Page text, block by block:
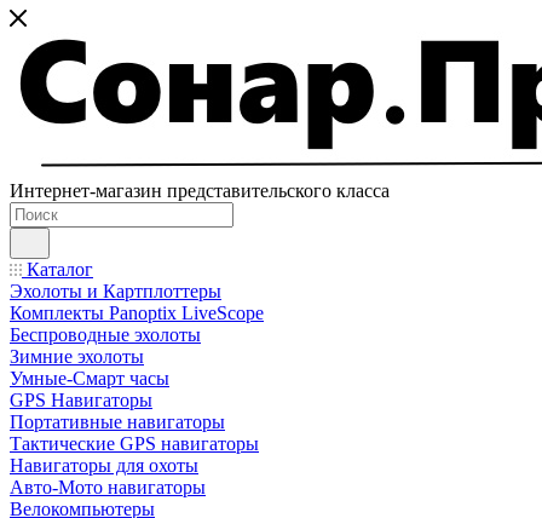
Интернет-магазин представительского класса
Каталог
Эхолоты и Картплоттеры
Комплекты Panoptix LiveScope
Беспроводные эхолоты
Зимние эхолоты
Умные-Смарт часы
GPS Навигаторы
Портативные навигаторы
Тактические GPS навигаторы
Навигаторы для охоты
Авто-Мото навигаторы
Велокомпьютеры